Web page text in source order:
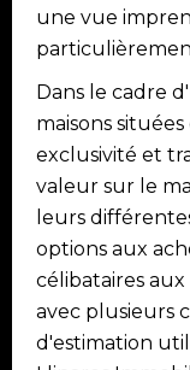
une vue
Dans le cadre
maisons
exclusivité et
valeur sur le
leurs
options aux
célibataires
avec plusieurs
d'estimation